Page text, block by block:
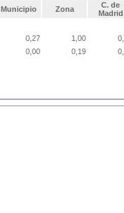
Municipio Zona
C. de
Madrid
0,27 1,00
0,00 0,19